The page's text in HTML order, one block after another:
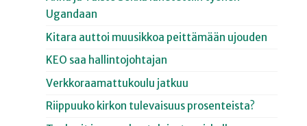
Ugandaan
Kitara auttoi muusikkoa peittämään ujouden
KEO saa hallintojohtajan
Verkkoraamattukoulu jatkuu
Riippuuko kirkon tulevaisuus prosenteista?